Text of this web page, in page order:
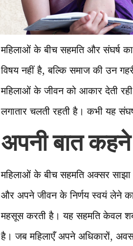
महिलाओं के बीच सहमति और संघर्ष
विषय नहीं है, बल्कि समाज की उन
महिलाओं के जीवन को आकार देती
लगातार चलती रहती है। कभी यह
अपनी बात
महिलाओं के बीच सहमति अक्सर साझा
और अपने जीवन के निर्णय स्वयं लेने
महसूस करती है। यह सहमति केवल
है। जब महिलाएँ अपने अधिकारों,